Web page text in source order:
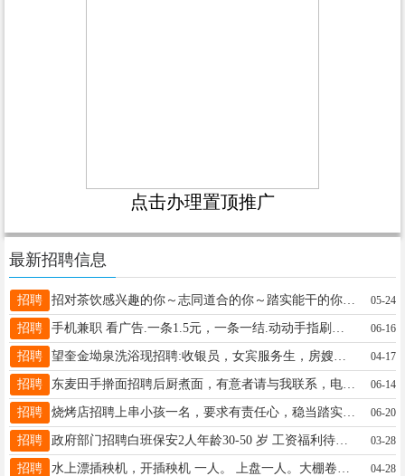
点击办理置顶推广
最新招聘信息
招聘 招对茶饮感兴趣的你～志同道合的你～踏实能干的你～? 长期优先年龄18～35周岁，待遇优厚 欢迎加入甜啦啦鲜果茶☎️18845525222 （微信同步） 05-24
招聘 06-16
招聘 04-17
招聘 东麦田手擀面招聘后厨煮面，有意者请与我联系，电话微信同步18645538718 06-14
招聘 烧烤店招聘上串小孩一名，要求有责任心，稳当踏实，长短期都可以，长期2500，短期面谈，15776026020 06-20
招聘 政府部门招聘白班保安2人年龄30-50 岁 工资福利待遇面议，要求：无纹身，无前科劣迹，退伍军人优先。电话 15344552188 03-28
招聘 04-28